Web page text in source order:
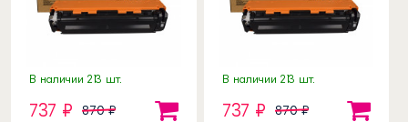
В наличии 213 шт.
737 ₽ 870 ₽
В наличии 213 шт.
737 ₽ 870 ₽